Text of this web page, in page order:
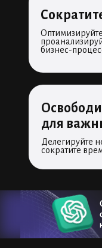
бизнес-
для
Делегируйте
сократите